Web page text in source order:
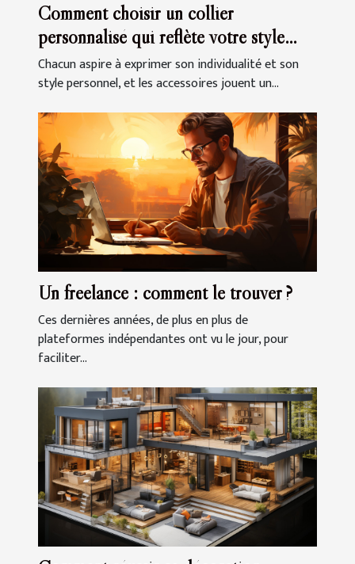
Comment choisir un collier
personnalisé qui reflète votre style
unique
Chacun aspire à exprimer son individualité et son
style personnel, et les accessoires jouent un...
Un freelance : comment le trouver ?
Ces dernières années, de plus en plus de
plateformes indépendantes ont vu le jour, pour
faciliter...